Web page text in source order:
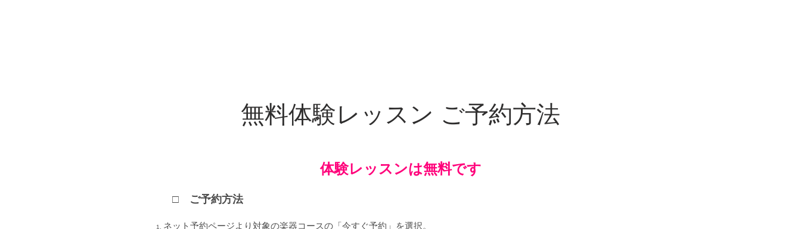
無料体験レッスン ご予約方法
体験レッスンは無料です
□ ご予約方法
ネット予約ページより対象の楽器コースの「今すぐ予約」を選択。